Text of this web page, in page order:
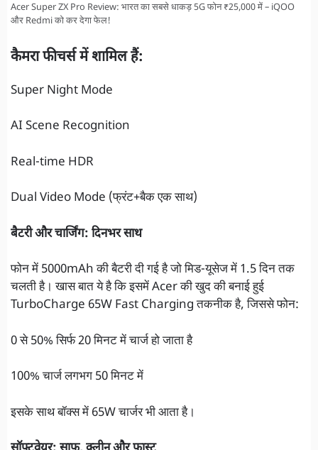
Acer Super ZX Pro Review: भारत का सबसे धाकड़ 5G फोन ₹25,000 में – iQOO
और Redmi को कर देगा फेल!
कैमरा फीचर्स में शामिल हैं:
Super Night Mode
AI Scene Recognition
Real-time HDR
Dual Video Mode (फ्रंट+बैक एक साथ)
बैटरी और चार्जिंग: दिनभर साथ
फोन में 5000mAh की बैटरी दी गई है जो मिड-यूसेज में 1.5 दिन तक
चलती है। खास बात ये है कि इसमें Acer की खुद की बनाई हुई
TurboCharge 65W Fast Charging तकनीक है, जिससे फोन:
0 से 50% सिर्फ 20 मिनट में चार्ज हो जाता है
100% चार्ज लगभग 50 मिनट में
इसके साथ बॉक्स में 65W चार्जर भी आता है।